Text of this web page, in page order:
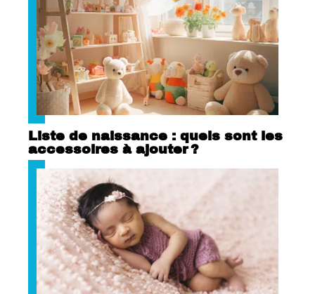
Liste de naissance : quels sont les
accessoires à ajouter ?